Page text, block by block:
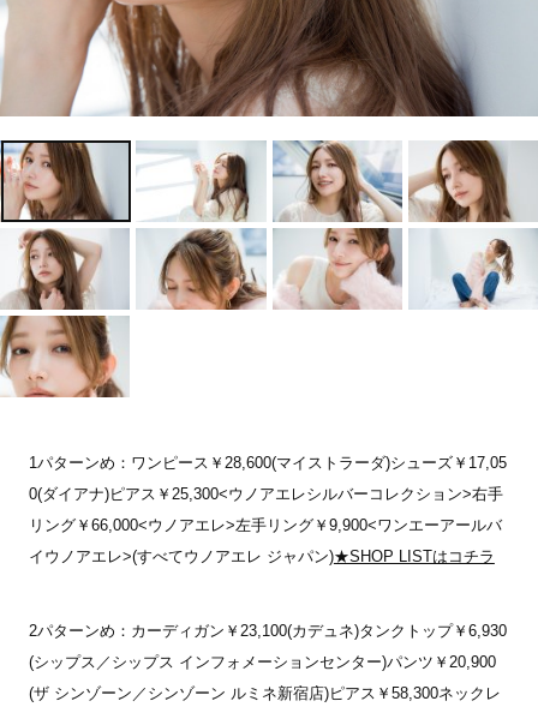
【ロボット掃除機】を選ぶ
ならこれ！水拭きも吸引力
も、圧倒的な「清掃能力」
スマホから子どもの目を守
りたい！夏休み前に実践
「こどもの瞳ケア」
【高垣麗子さん愛用】毎日
続けたくなる〝美肌想い〟
のUVクリーム
俳優・田中麗奈さん 育児
と仕事の再構築「この仕事
をやりたい。どう実現する
か？」という発想に切り替
Recommended by
スマホから子どもの目を守
りたい！夏休み前に実践
「こどもの瞳ケア」
【ロボット掃除機】を選ぶ
ならこれ！水拭きも吸引力
も、圧倒的な「清掃能力」
【高垣麗子さん愛用】毎日
続けたくなる〝美肌想い〟
のUVクリーム
新田恵利さん(58)介護6年
半で看取った母。「マラソ
ンを完走したような達成感
も」悲しみが”あたたかな
Recommended by
1パターンめ：ワンピース￥28,600(マイストラーダ)シューズ￥17,05
0(ダイアナ)ピアス￥25,300<ウノアエレシルバーコレクション>右手
リング￥66,000<ウノアエレ>左手リング￥9,900<ワンエーアールバ
イウノアエレ>(すべてウノアエレ ジャパン)★SHOP LISTはコチラ
2パターンめ：カーディガン￥23,100(カデュネ)タンクトップ￥6,930
(シップス／シップス インフォメーションセンター)パンツ￥20,900
(ザ シンゾーン／シンゾーン ルミネ新宿店)ピアス￥58,300ネックレ